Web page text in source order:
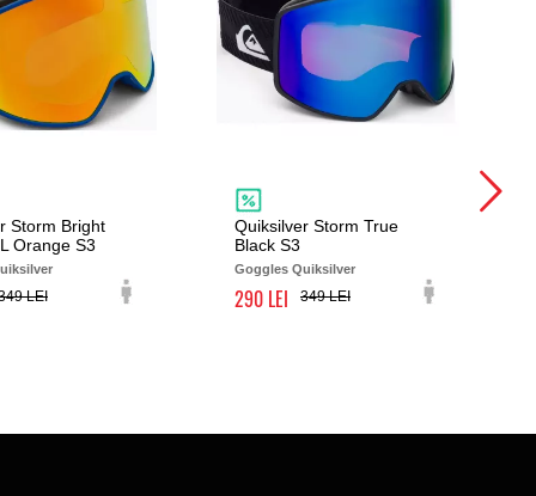
Storm Bright
Orange S3
Quiksilver Storm True
Black S3
Goggles Quiksilver
290 349